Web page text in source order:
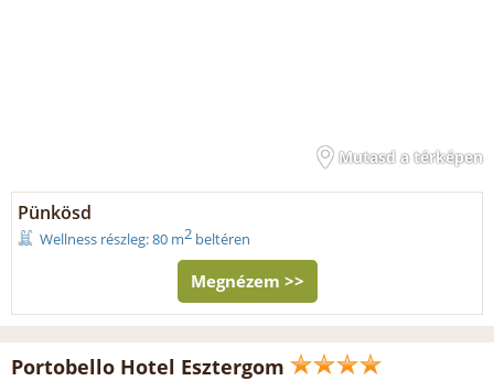
Mutasd a térképen
Pünkösd
Wellness részleg: 80 m2 beltéren
Megnézem >>
Portobello Hotel Esztergom